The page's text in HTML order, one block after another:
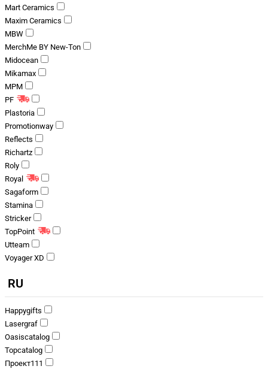
Mart Ceramics
Maxim Ceramics
MBW
MerchMe BY New-Ton
Midocean
Mikamax
MPM
PF
Plastoria
Promotionway
Reflects
Richartz
Roly
Royal
Sagaform
Stamina
Stricker
TopPoint
Utteam
Voyager XD
RU
Happygifts
Lasergraf
Oasiscatalog
Topcatalog
Проект111